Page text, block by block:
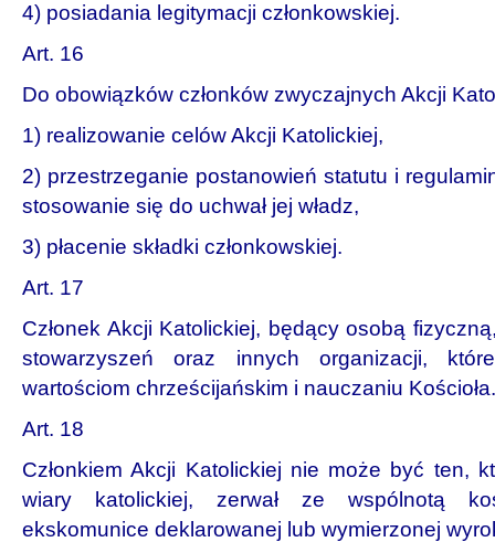
4) posiadania legitymacji członkowskiej.
Art. 16
Do obowiązków członków zwyczajnych Akcji
1) realizowanie celów Akcji Katolickiej,
2) przestrzeganie postanowień statutu i
stosowanie się do uchwał jej władz,
3) płacenie składki członkowskiej.
Art. 17
Członek Akcji Katolickiej, będący osobą
stowarzyszeń oraz innych organizacji,
wartościom chrześcijańskim i nauczaniu Kościoła.
Art. 18
Członkiem Akcji Katolickiej nie może być ten,
wiary katolickiej, zerwał ze wspólnotą
ekskomunice deklarowanej lub wymierzonej